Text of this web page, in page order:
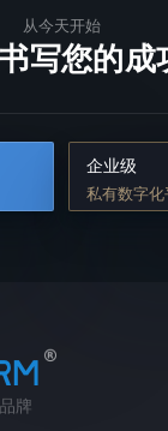
从今天开始
写您的成
企业级
私有数字化
牌